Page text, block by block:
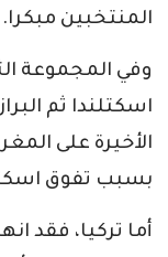
المنتخبين مبكرا.
وفي المجموعة
اسكتلندا ثم
الأخيرة على
بسبب تفوق
أما تركيا، فقد